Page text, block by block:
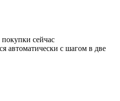
сейчас
автоматически с шагом в две